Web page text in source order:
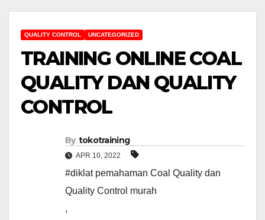
QUALITY CONTROL UNCATEGORIZED
TRAINING ONLINE COAL
QUALITY DAN QUALITY
CONTROL
By tokotraining
APR 10, 2022
#diklat pemahaman Coal Quality dan
Quality Control murah
,